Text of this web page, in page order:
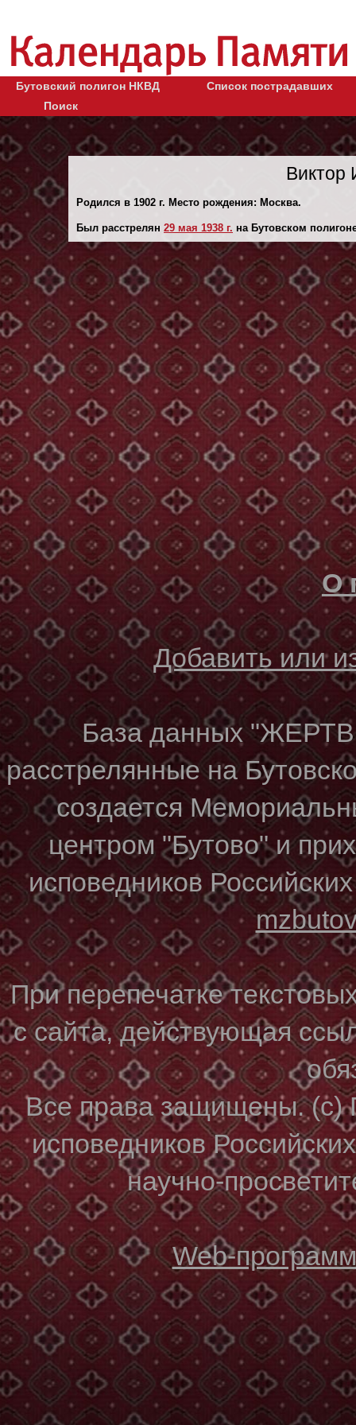
Бутовский полигон НКВД
Список пострадавших
Поиск
Виктор
Родился в 1902 г. Место рождения: Москва.
Был расстрелян 29 мая 1938 г. на Бутовском
О
Добавить или
База данных
расстрелянные на
создается
центром "Бутово" и
исповедников
При перепечатке
с сайта, действующая
Все права защищены. (с)
исповедников
научно-
Web-